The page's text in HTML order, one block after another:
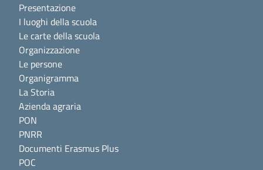
Presentazione
I luoghi della scuola
Le carte della scuola
Organizzazione
Le persone
Organigramma
La Storia
Azienda agraria
PON
PNRR
Documenti Erasmus Plus
POC